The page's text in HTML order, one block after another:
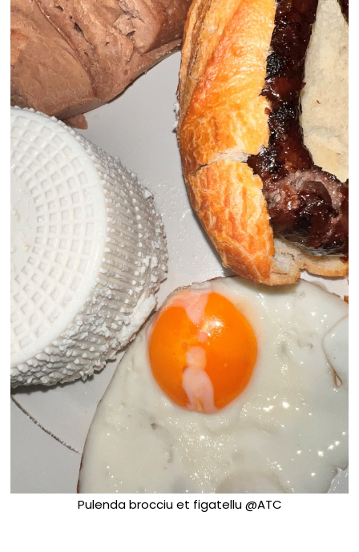
Pulenda brocciu et figatellu @ATC